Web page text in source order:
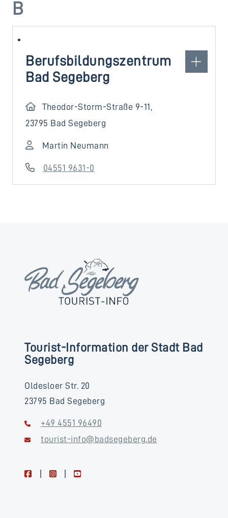
B
Berufsbildungszentrum
Bad Segeberg
Theodor-Storm-Straße 9-11,
23795 Bad Segeberg
Martin Neumann
04551 9631-0
Tourist-Information der Stadt Bad
Segeberg
Oldesloer Str. 20
23795 Bad Segeberg
+49 4551 96490
tourist-info@badsegeberg.de
facebookinstagramyoutube